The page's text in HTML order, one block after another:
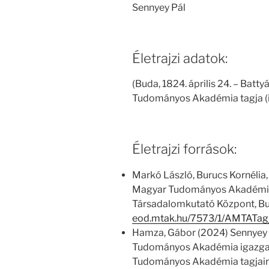
Sennyey Pál
Életrajzi adatok:
(Buda, 1824. április 24. –
Tudományos Akadémia tagja
Életrajzi források:
Markó László, Burucs
Magyar Tudományos
Társadalomkutató Központ,
eod.mtak.hu/7573/1/
Hamza, Gábor (2024)
Tudományos Akadémia
Tudományos Akadémia